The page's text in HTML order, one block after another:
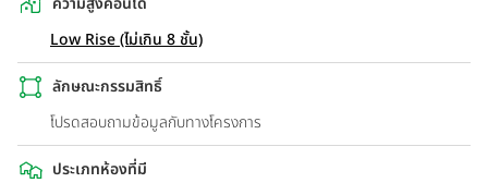
Low Rise (ไม่เกิน 8 ชั้น)
ลักษณะกรรมสิทธิ์
โปรดสอบถามข้อมูลกับทางโครงการ
ประเภทห้องที่มี